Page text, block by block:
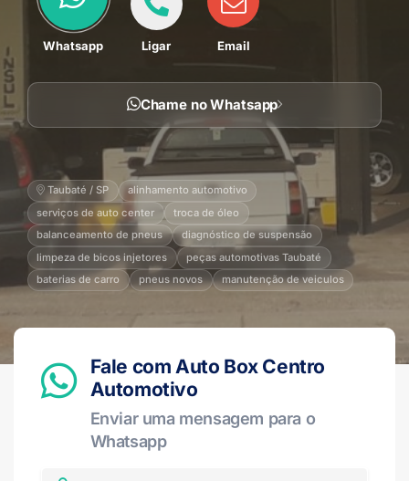
Whatsapp Ligar Email
Chame no Whatsapp
Taubaté / SP
alinhamento automotivo
serviços de auto center
troca de óleo
balanceamento de pneus
diagnóstico de suspensão
limpeza de bicos injetores
peças automotivas Taubaté
baterias de carro
pneus novos manutenção de veiculos
Fale com Auto Box Centro
Automotivo
Enviar uma mensagem para o
Whatsapp